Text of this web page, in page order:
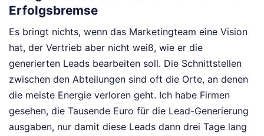
Erfolgsbremse
Es bringt nichts, wenn das Marketingteam eine Vision
hat, der Vertrieb aber nicht weiß, wie er die
generierten Leads bearbeiten soll. Die Schnittstellen
zwischen den Abteilungen sind oft die Orte, an denen
die meiste Energie verloren geht. Ich habe Firmen
gesehen, die Tausende Euro für die Lead-Generierung
ausgaben, nur damit diese Leads dann drei Tage lang